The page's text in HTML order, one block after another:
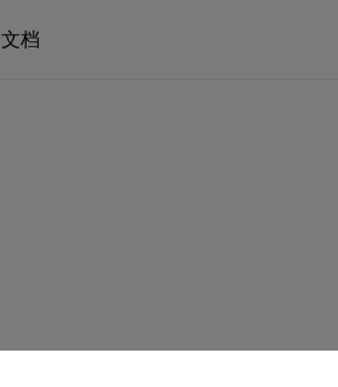
文档